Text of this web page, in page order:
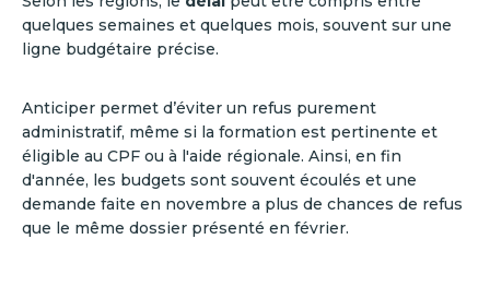
quelques semaines et quelques mois, souvent sur une
ligne budgétaire précise.
Anticiper permet d’éviter un refus purement
administratif, même si la formation est pertinente et
éligible au CPF ou à l'aide régionale. Ainsi, en fin
d'année, les budgets sont souvent écoulés et une
demande faite en novembre a plus de chances de refus
que le même dossier présenté en février.